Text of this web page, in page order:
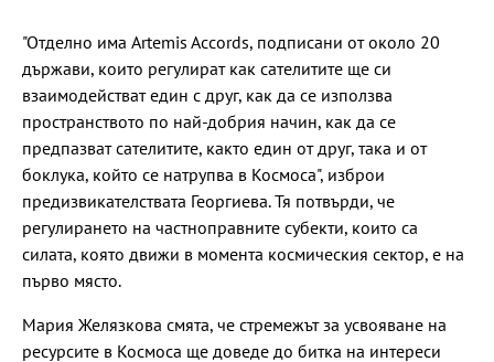
"Отделно има Artemis Accords, подписани от около 20
държави, които регулират как сателитите ще си
взаимодействат един с друг, как да се използва
пространството по най-добрия начин, как да се
предпазват сателитите, както един от друг, така и от
боклука, който се натрупва в Космоса", изброи
предизвикателствата Георгиева. Тя потвърди, че
регулирането на частноправните субекти, които са
силата, която движи в момента космическия сектор, е на
първо място.
Мария Желязкова смята, че стремежът за усвояване на
ресурсите в Космоса ще доведе до битка на интереси